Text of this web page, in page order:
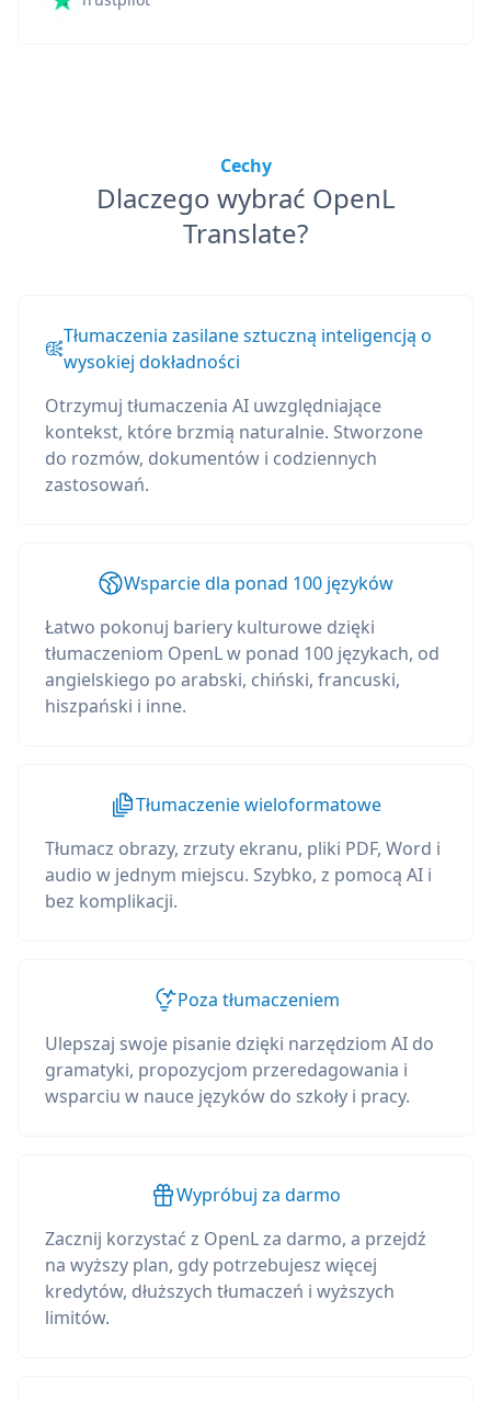
Cechy
Dlaczego wybrać OpenL
Translate?
Tłumaczenia zasilane sztuczną inteligencją o
wysokiej dokładności
Otrzymuj tłumaczenia AI uwzględniające
kontekst, które brzmią naturalnie. Stworzone
do rozmów, dokumentów i codziennych
zastosowań.
Wsparcie dla ponad 100 języków
Łatwo pokonuj bariery kulturowe dzięki
tłumaczeniom OpenL w ponad 100 językach, od
angielskiego po arabski, chiński, francuski,
hiszpański i inne.
Tłumaczenie wieloformatowe
Tłumacz obrazy, zrzuty ekranu, pliki PDF, Word i
audio w jednym miejscu. Szybko, z pomocą AI i
bez komplikacji.
Poza tłumaczeniem
Ulepszaj swoje pisanie dzięki narzędziom AI do
gramatyki, propozycjom przeredagowania i
wsparciu w nauce języków do szkoły i pracy.
Wypróbuj za darmo
Zacznij korzystać z OpenL za darmo, a przejdź
na wyższy plan, gdy potrzebujesz więcej
kredytów, dłuższych tłumaczeń i wyższych
limitów.